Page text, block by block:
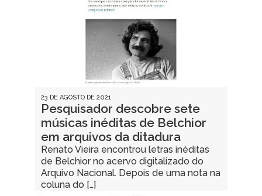
23 DE AGOSTO DE 2021
Pesquisador descobre sete
músicas inéditas de Belchior
em arquivos da ditadura
Renato Vieira encontrou letras inéditas
de Belchior no acervo digitalizado do
Arquivo Nacional. Depois de uma nota na
coluna do […]